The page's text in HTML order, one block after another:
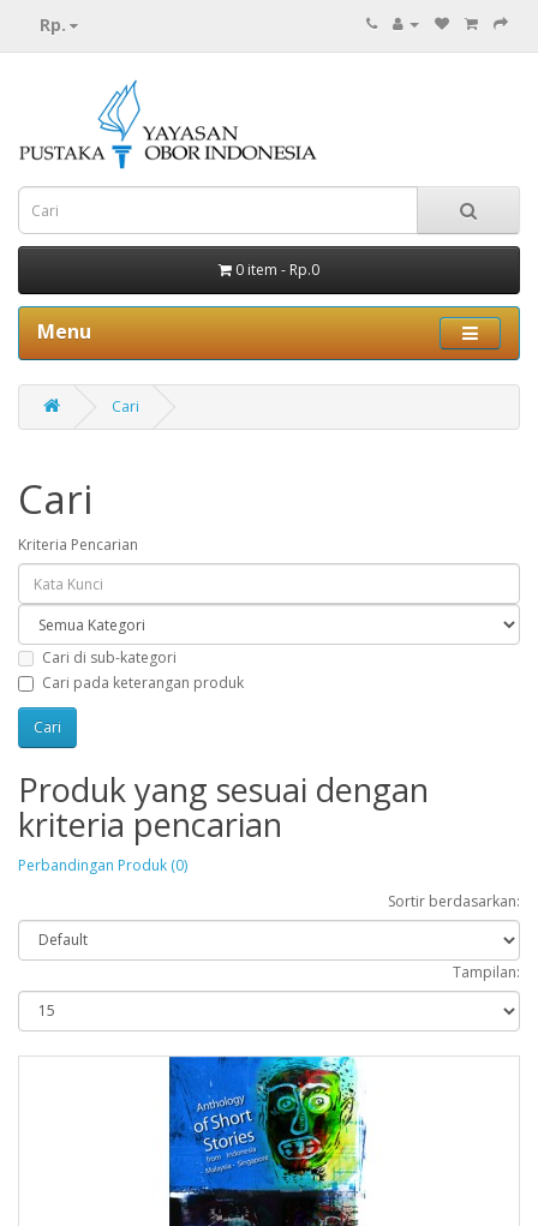
Rp.
0 item - Rp.0
Menu
Cari
Cari
Kriteria Pencarian
Cari di sub-kategori
Cari pada keterangan produk
Produk yang sesuai dengan
kriteria pencarian
Perbandingan Produk (0)
Sortir berdasarkan:
Tampilan: